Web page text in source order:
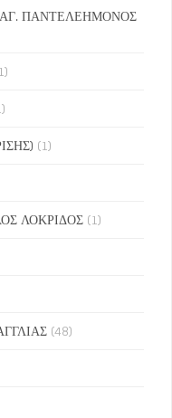
ΠΑΝΤΕΛΕΗΜΟΝΟΣ
(1)
ΛΟΚΡΙΔΟΣ (1)
(48)